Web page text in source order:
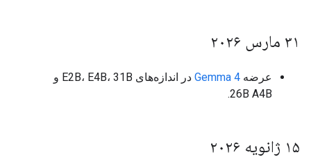
۳۱ مارس ۲۰۲۶
عرضه Gemma 4
در اندازه‌های E2B، E4B، 31B و
26B A4B.
۱۵ ژانویه ۲۰۲۶